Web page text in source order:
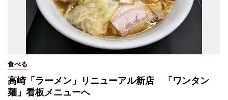
食べる
高崎「ラーメン」リニューアル新店 「ワンタン
麺」看板メニューへ